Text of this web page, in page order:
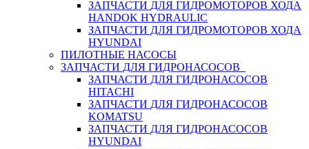
ЗАПЧАСТИ ДЛЯ ГИДРОМОТОРОВ ХОДА
HANDOK HYDRAULIC
ЗАПЧАСТИ ДЛЯ ГИДРОМОТОРОВ ХОДА
HYUNDAI
ПИЛОТНЫЕ НАСОСЫ
ЗАПЧАСТИ ДЛЯ ГИДРОНАСОСОВ
ЗАПЧАСТИ ДЛЯ ГИДРОНАСОСОВ
HITACHI
ЗАПЧАСТИ ДЛЯ ГИДРОНАСОСОВ
KOMATSU
ЗАПЧАСТИ ДЛЯ ГИДРОНАСОСОВ
HYUNDAI